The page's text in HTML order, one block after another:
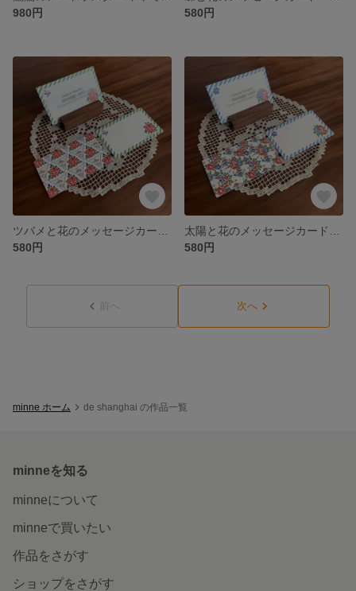
980円
580円
580円
580円
前へ 次へ
minne ホーム de shanghai の作品一覧
minneを知る
minneについて
minneで買いたい
作品をさがす
ショップをさがす